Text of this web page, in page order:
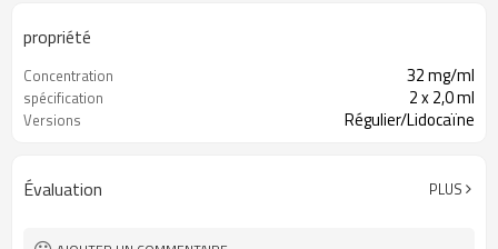
propriété
Concentration 32 mg/ml
spécification 2 x 2,0 ml
Versions Régulier/Lidocaïne
Évaluation PLUS